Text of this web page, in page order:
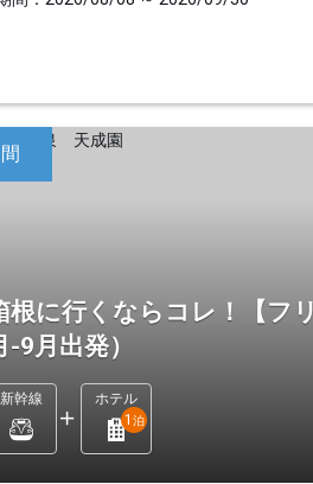
根に行くならコレ！【フ
-9月出発）
新幹線
ホテル
1 泊